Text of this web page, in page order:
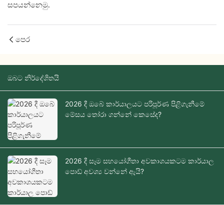
සපයන්නෙමු.
පෙර
ඔබට නිර්දේශිතයි
2026 දී ඔබේ කාර්යාලයට පරිපූර්ණ පිළිගැනීමේ
මේසය තෝරා ගන්නේ කෙසේද?
2026 දී සෑම සහයෝගීතා අවකාශයකටම කාර්යාල
පොඩ් අවශ්‍ය වන්නේ ඇයි?